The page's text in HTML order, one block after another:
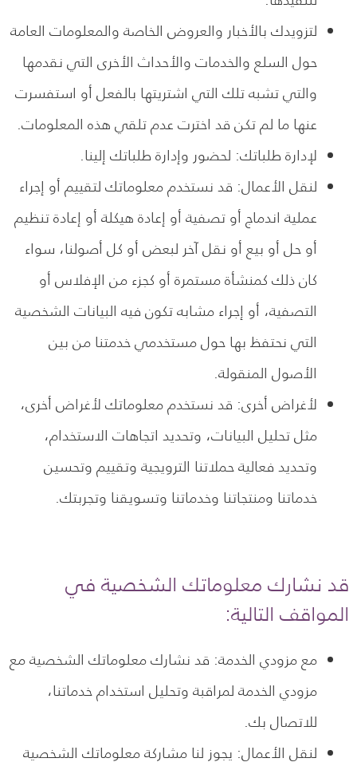
لتزويدك بالأخبار والعروض الخاصة والمعلومات العامة
حول السلع والخدمات والأحداث الأخرى التي نقدمها
والتي تشبه تلك التي اشتريتها بالفعل أو استفسرت
عنها ما لم تكن قد اخترت عدم تلقي هذه المعلومات.
لإدارة طلباتك: لحضور وإدارة طلباتك إلينا.
لنقل الأعمال: قد نستخدم معلوماتك لتقييم أو إجراء
عملية اندماج أو تصفية أو إعادة هيكلة أو إعادة تنظيم
أو حل أو بيع أو نقل آخر لبعض أو كل أصولنا، سواء
كان ذلك كمنشأة مستمرة أو كجزء من الإفلاس أو
التصفية، أو إجراء مشابه تكون فيه البيانات الشخصية
التي نحتفظ بها حول مستخدمي خدمتنا من بين
الأصول المنقولة.
لأغراض أخرى: قد نستخدم معلوماتك لأغراض أخرى،
مثل تحليل البيانات، وتحديد اتجاهات الاستخدام،
وتحديد فعالية حملاتنا الترويجية وتقييم وتحسين
خدماتنا ومنتجاتنا وخدماتنا وتسويقنا وتجربتك.
قد نشارك معلوماتك الشخصية في
المواقف التالية:
مع مزودي الخدمة: قد نشارك معلوماتك الشخصية مع
مزودي الخدمة لمراقبة وتحليل استخدام خدماتنا،
للاتصال بك.
لنقل الأعمال: يجوز لنا مشاركة معلوماتك الشخصية